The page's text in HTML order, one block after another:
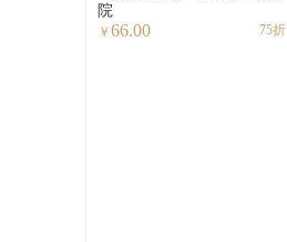
院
￥ 66.00 75折